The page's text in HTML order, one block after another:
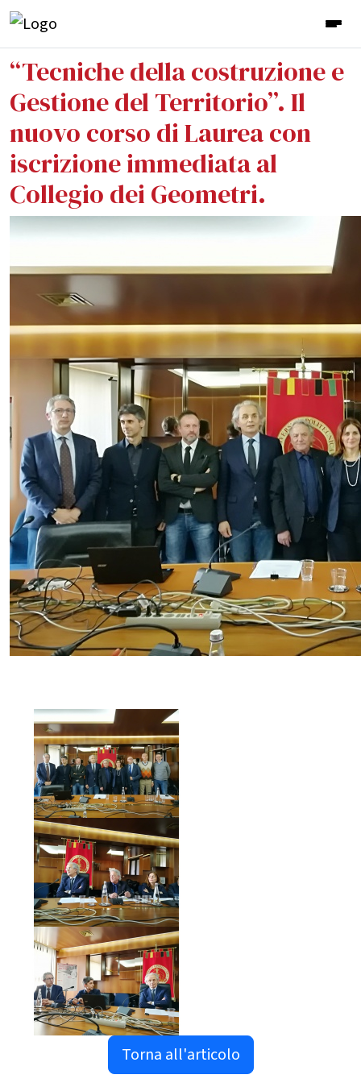
“Tecniche della costruzione e
Gestione del Territorio”. Il
nuovo corso di Laurea con
iscrizione immediata al
Collegio dei Geometri.
Torna all'articolo